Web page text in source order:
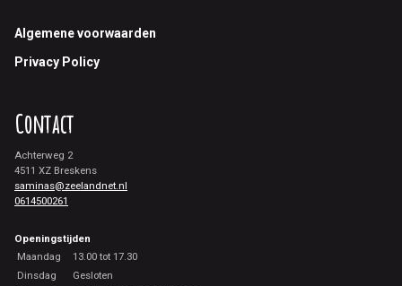
Footer
Algemene voorwaarden
Privacy Policy
Contact
Achterweg 2
4511 XZ Breskens
saminas@zeelandnet.nl
0614500261
Openingstijden
Maandag
13.00 tot 17.30
Dinsdag
Gesloten